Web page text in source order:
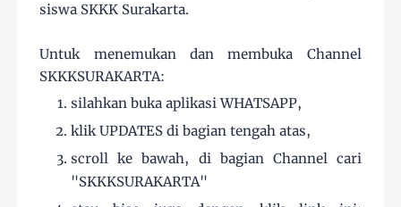
siswa SKKK Surakarta.
Untuk menemukan dan membuka Channel
SKKKSURAKARTA:
silahkan buka aplikasi WHATSAPP,
klik UPDATES di bagian tengah atas,
scroll ke bawah, di bagian Channel cari
"SKKKSURAKARTA"